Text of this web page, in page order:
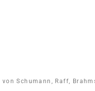
Schumann, Raff,